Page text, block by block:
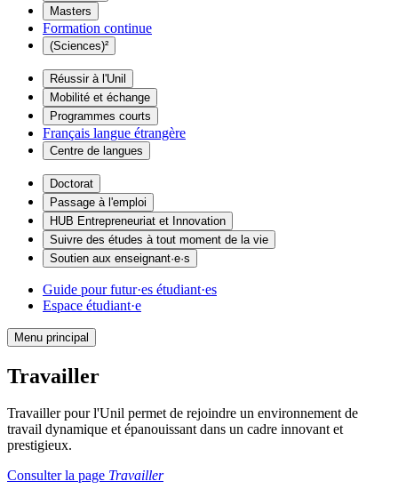
Masters
Formation continue
(Sciences)²
Réussir à l'Unil
Mobilité et échange
Programmes courts
Français langue étrangère
Centre de langues
Doctorat
Passage à l'emploi
HUB Entrepreneuriat et Innovation
Suivre des études à tout moment de la vie
Soutien aux enseignant·e·s
Guide pour futur·es étudiant·es
Espace étudiant·e
Menu principal
Travailler
Travailler pour l'Unil permet de rejoindre un environnement de
travail dynamique et épanouissant dans un cadre innovant et
prestigieux.
Consulter la page Travailler